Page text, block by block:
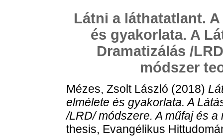
Látni a láthatatlant.
és gyakorlata. A
Dramatizálás /
módszer
Mézes, Zsolt László (2018)
elmélete és gyakorlata. A
/LRD/ módszere. A műfaj és
thesis, Evangélikus